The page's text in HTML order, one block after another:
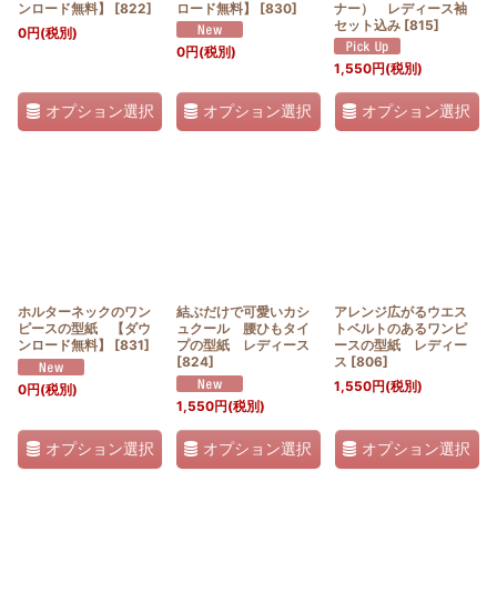
ンロード無料】
[822]
0円(税別)
オプション選択
ロード無料】
[830]
0円(税別)
オプション選択
ナー） レディース袖
セット込み [815]
1,550円(税別)
オプション選択
ホルターネックのワン
ピースの型紙 【ダウ
ンロード無料】
[831]
0円(税別)
オプション選択
結ぶだけで可愛いカシ
ュクール 腰ひもタイ
プの型紙 レディース
[824]
1,550円(税別)
オプション選択
アレンジ広がるウエス
トベルトのあるワンピ
ースの型紙 レディー
ス [806]
1,550円(税別)
オプション選択